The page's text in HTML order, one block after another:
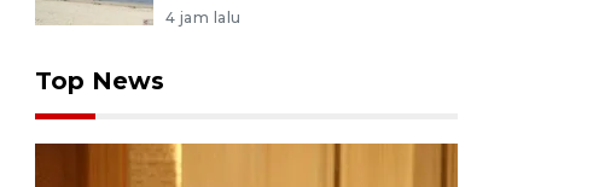
4 jam lalu
Top News